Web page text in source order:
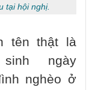
tại hội nghị.
tên thật là
ngày
nghèo ở